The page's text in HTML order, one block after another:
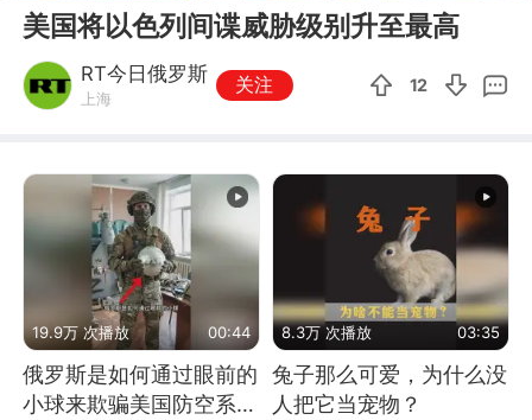
美国将以色列间谍威胁级别升至最高
RT今日俄罗斯
上海
关注 12
19.9万 次播放 00:44
俄罗斯是如何通过眼前的
小球来欺骗美国防空系统
8.3万 次播放 03:35
兔子那么可爱，为什么没
人把它当宠物？